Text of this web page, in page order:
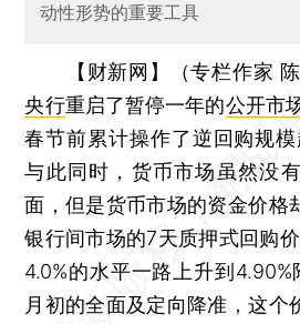
动性形势的重要工具
【财新网】（专栏作家 陈
央行重启了暂停一年的公开市
春节前累计操作了逆回购规模
与此同时，货币市场虽然没
面，但是货币市场的资金价格
银行间市场的7天质押式回购
4.0%的水平一路上升到
月初的全面及定向降准，这个